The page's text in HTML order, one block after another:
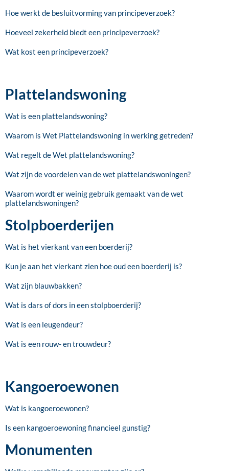
Hoe werkt de besluitvorming van principeverzoek?
Hoeveel zekerheid biedt een principeverzoek?
Wat kost een principeverzoek?
Plattelandswoning
Wat is een plattelandswoning?
Waarom is Wet Plattelandswoning in werking getreden?
Wat regelt de Wet plattelandswoning?
Wat zijn de voordelen van de wet plattelandswoningen?
Waarom wordt er weinig gebruik gemaakt van de wet
plattelandswoningen?
Stolpboerderijen
Wat is het vierkant van een boerderij?
Kun je aan het vierkant zien hoe oud een boerderij is?
Wat zijn blauwbakken?
Wat is dars of dors in een stolpboerderij?
Wat is een leugendeur?
Wat is een rouw- en trouwdeur?
Kangoeroewonen
Wat is kangoeroewonen?
Is een kangoeroewoning financieel gunstig?
Monumenten